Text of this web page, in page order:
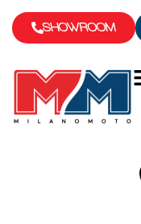
SHOWROOM